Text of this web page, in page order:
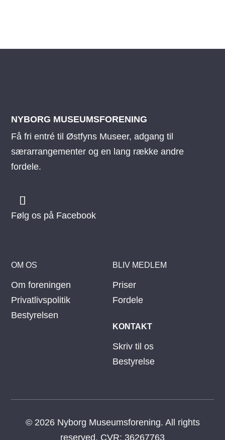
OM OS
Om foreningen
Privatlivspolitik
Bestyrelsen
BLIV MEDLEM
Priser
Fordele
KONTAKT
Skriv til os
Bestyrelse
NYBORG MUSEUMSFORENING
Få fri entré til Østfyns Museer, adgang til
særarrangementer og en lang række andre
fordele.
Følg os på Facebook
© 2026 Nyborg Museumsforening. All rights
reserved. CVR: 36267763